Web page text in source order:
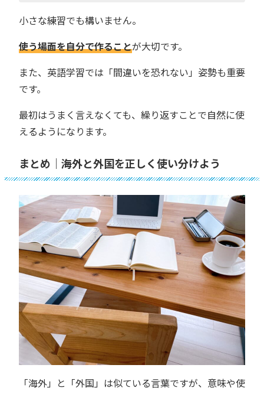
小さな練習でも構いません。
使う場面を自分で作ることが大切です。
また、英語学習では「間違いを恐れない」姿勢も重要
です。
最初はうまく言えなくても、繰り返すことで自然に使
えるようになります。
まとめ｜海外と外国を正しく使い分けよう
「海外」と「外国」は似ている言葉ですが、意味や使